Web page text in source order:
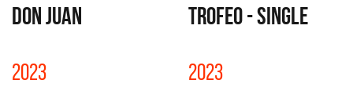
DON JUAN
2023
TROFEO - SINGLE
2023